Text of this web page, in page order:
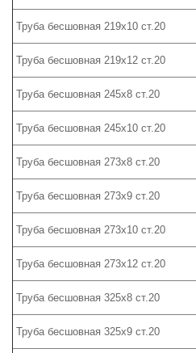
Труба бесшовная 219х10 ст.20
Труба бесшовная 219х12 ст.20
Труба бесшовная 245х8 ст.20
Труба бесшовная 245х10 ст.20
Труба бесшовная 273х8 ст.20
Труба бесшовная 273х9 ст.20
Труба бесшовная 273х10 ст.20
Труба бесшовная 273х12 ст.20
Труба бесшовная 325х8 ст.20
Труба бесшовная 325х9 ст.20